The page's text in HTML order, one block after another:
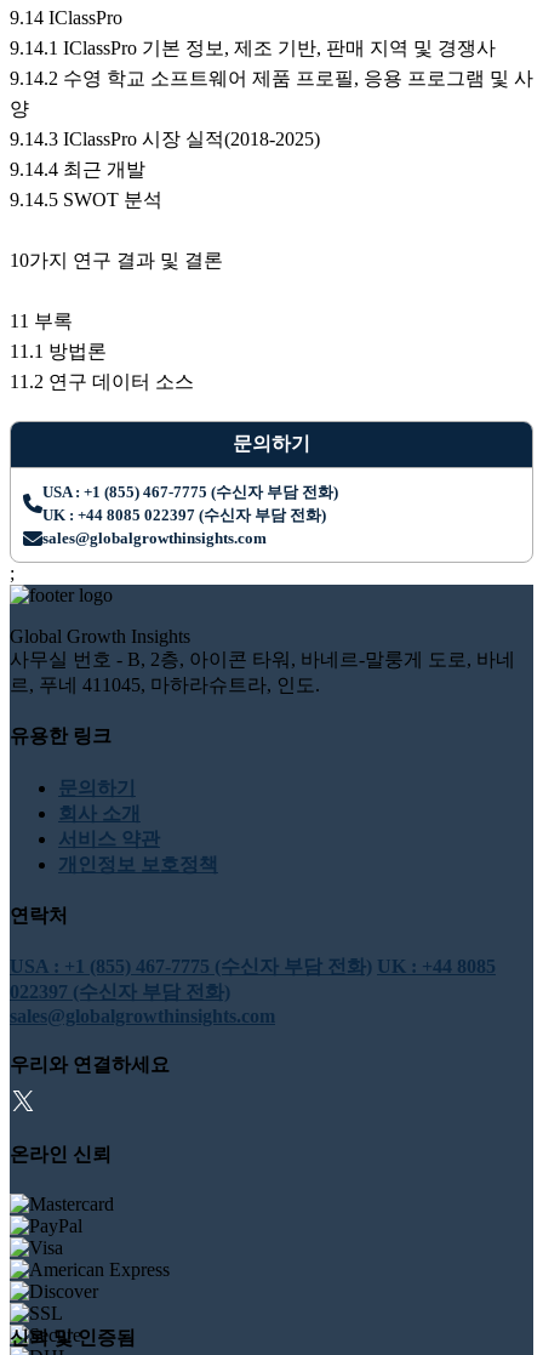
9.14 IClassPro
9.14.1 IClassPro 기본 정보, 제조 기반, 판매 지역 및 경쟁사
9.14.2 수영 학교 소프트웨어 제품 프로필, 응용 프로그램 및 사
양
9.14.3 IClassPro 시장 실적(2018-2025)
9.14.4 최근 개발
9.14.5 SWOT 분석
10가지 연구 결과 및 결론
11 부록
11.1 방법론
11.2 연구 데이터 소스
문의하기
USA : +1 (855) 467-7775 (수신자 부담 전화)
UK : +44 8085 022397 (수신자 부담 전화)
sales@globalgrowthinsights.com
;
Global Growth Insights
사무실 번호 - B, 2층, 아이콘 타워, 바네르-말룽게 도로, 바네
르, 푸네 411045, 마하라슈트라, 인도.
유용한 링크
문의하기
회사 소개
서비스 약관
개인정보 보호정책
연락처
USA : +1 (855) 467-7775 (수신자 부담 전화) UK : +44 8085
022397 (수신자 부담 전화)
sales@globalgrowthinsights.com
우리와 연결하세요
온라인 신뢰
신뢰 및 인증됨